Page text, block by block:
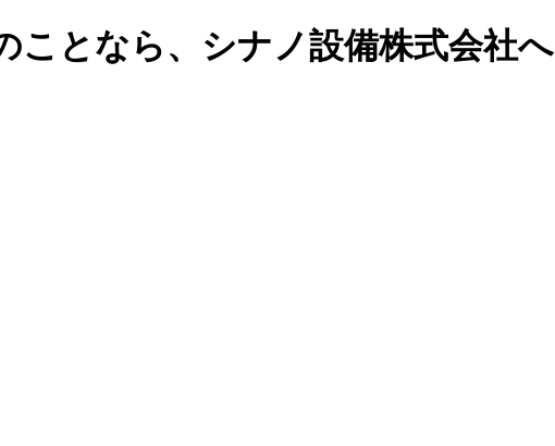
ことなら、シナノ設備株式会社へ